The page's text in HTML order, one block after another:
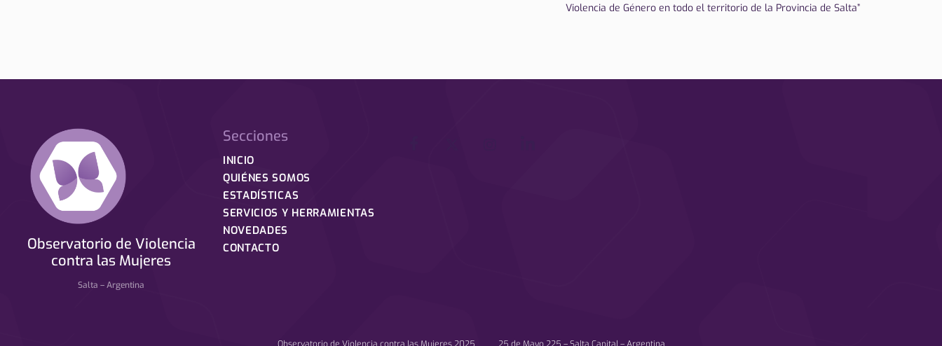
Violencia de Género en todo el territorio de la Provincia de Salta”
Observatorio de Violencia
contra las Mujeres
Salta – Argentina
Secciones
INICIO
QUIÉNES SOMOS
ESTADÍSTICAS
SERVICIOS Y HERRAMIENTAS
NOVEDADES
CONTACTO